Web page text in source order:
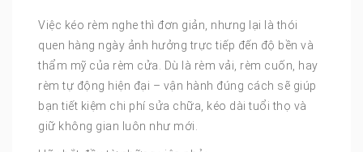
Việc kéo rèm nghe thì đơn giản, nhưng lại là thói
quen hàng ngày ảnh hưởng trực tiếp đến độ bền và
thẩm mỹ của rèm cửa. Dù là rèm vải, rèm cuốn, hay
rèm tự động hiện đại – vận hành đúng cách sẽ giúp
bạn tiết kiệm chi phí sửa chữa, kéo dài tuổi thọ và
giữ không gian luôn như mới.